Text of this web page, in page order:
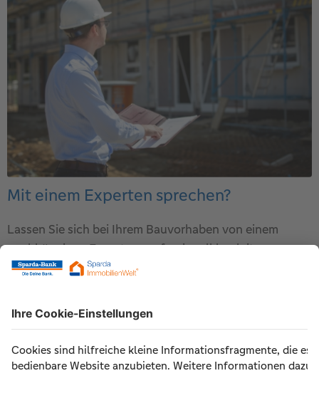
Mit einem Experten sprechen?
Lassen Sie sich bei Ihrem Bauvorhaben von einem
unabhängigen Experten professionell begleiten.
Kostenloses Erstgespräch am Telefon
Baubegleiter
Kurzfristiger Vor-Ort-Termin